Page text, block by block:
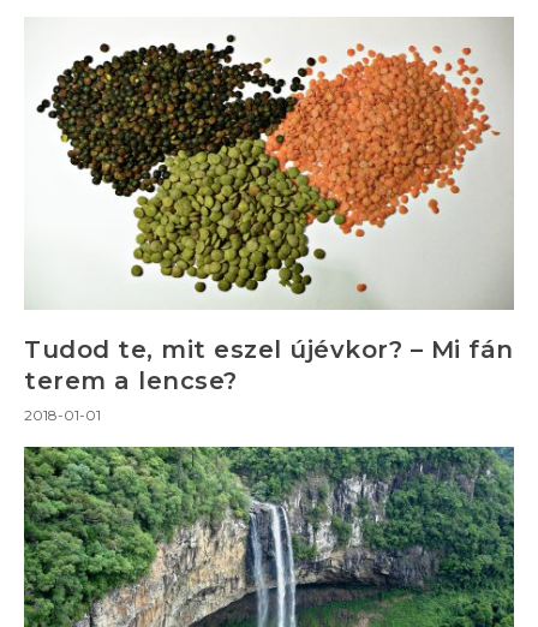
Tudod te, mit eszel újévkor? – Mi fán
terem a lencse?
2018-01-01